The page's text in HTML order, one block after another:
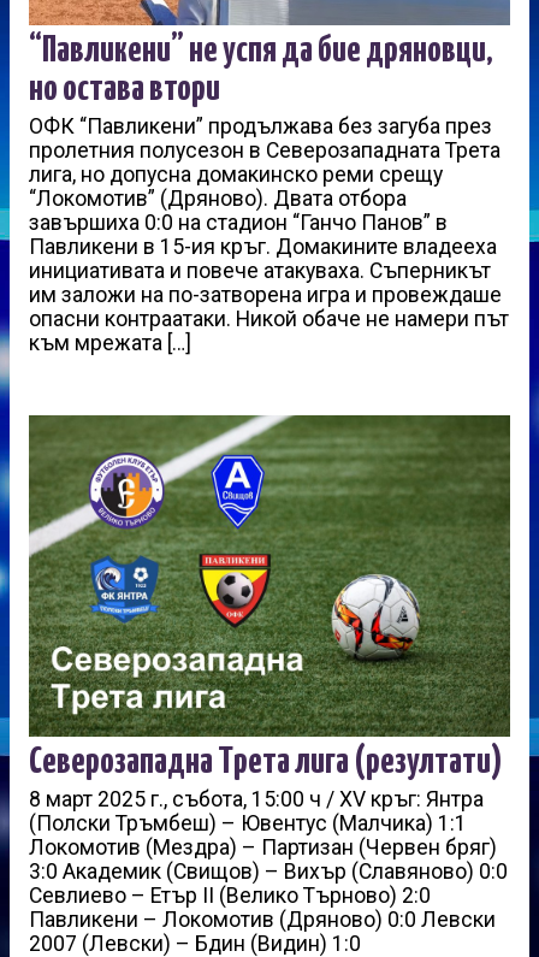
“Павликени” не успя да бие дряновци,
но остава втори
ОФК “Павликени” продължава без загуба през
пролетния полусезон в Северозападната Трета
лига, но допусна домакинско реми срещу
“Локомотив” (Дряново). Двата отбора
завършиха 0:0 на стадион “Ганчо Панов” в
Павликени в 15-ия кръг. Домакините владееха
инициативата и повече атакуваха. Съперникът
им заложи на по-затворена игра и провеждаше
опасни контраатаки. Никой обаче не намери път
към мрежата […]
Северозападна Трета лига (резултати)
8 март 2025 г., събота, 15:00 ч / XV кръг: Янтра
(Полски Тръмбеш) – Ювентус (Малчика) 1:1
Локомотив (Мездра) – Партизан (Червен бряг)
3:0 Академик (Свищов) – Вихър (Славяново) 0:0
Севлиево – Етър II (Велико Търново) 2:0
Павликени – Локомотив (Дряново) 0:0 Левски
2007 (Левски) – Бдин (Видин) 1:0